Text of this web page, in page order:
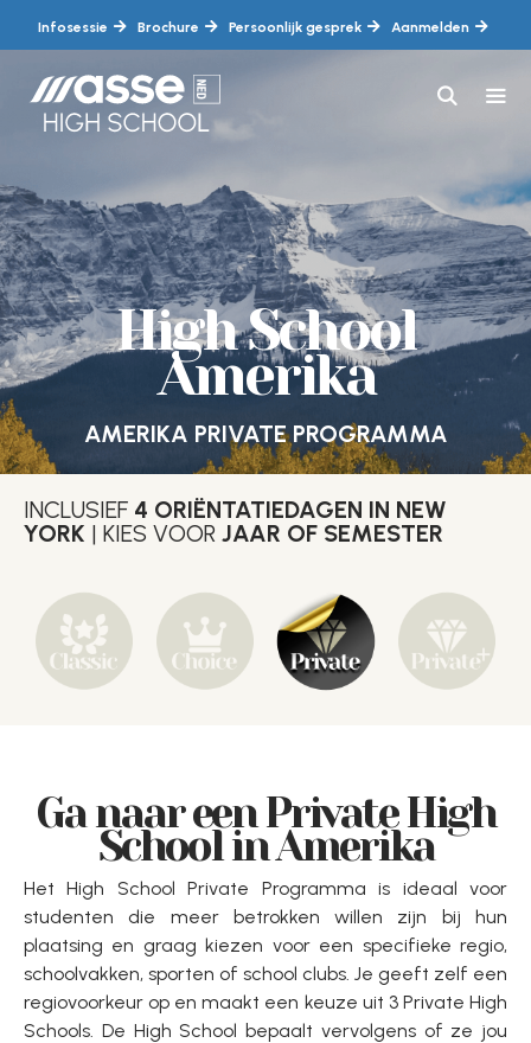
inhoud
Infosessie Brochure Persoonlijk gesprek Aanmelden
High School
Amerika
AMERIKA PRIVATE PROGRAMMA
INCLUSIEF 4 ORIËNTATIEDAGEN IN NEW
YORK | KIES VOOR JAAR OF SEMESTER
Ga naar een Private High
School in Amerika
Het High School Private Programma is ideaal voor
studenten die meer betrokken willen zijn bij hun
plaatsing en graag kiezen voor een specifieke regio,
schoolvakken, sporten of school clubs. Je geeft zelf een
regiovoorkeur op en maakt een keuze uit 3 Private High
Schools. De High School bepaalt vervolgens of ze jou